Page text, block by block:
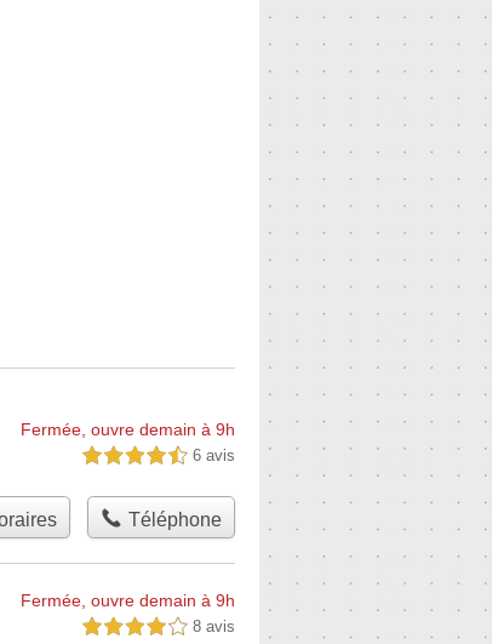
Fermée, ouvre demain à 9h
4,5 étoiles sur 5 6 avis
Téléphone
Fermée, ouvre demain à 9h
4,0 étoiles sur 5 8 avis